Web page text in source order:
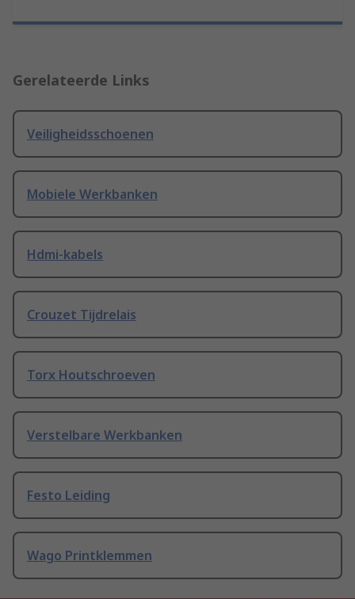
Gerelateerde Links
Veiligheidsschoenen
Mobiele Werkbanken
Hdmi-kabels
Crouzet Tijdrelais
Torx Houtschroeven
Verstelbare Werkbanken
Festo Leiding
Wago Printklemmen